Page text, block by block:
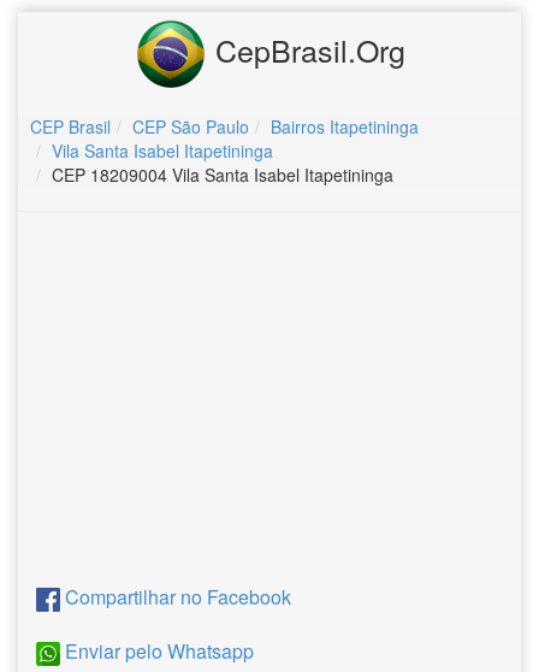
CepBrasil.Org
CEP Brasil CEP São Paulo
Bairros Itapetininga
Vila Santa Isabel Itapetininga
CEP 18209004 Vila Santa Isabel Itapetininga
Compartilhar no Facebook
Enviar pelo Whatsapp